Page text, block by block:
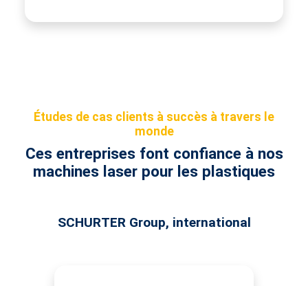
Études de cas clients à succès à travers le
monde
Ces entreprises font confiance à nos
machines laser pour les plastiques
SCHURTER Group, international